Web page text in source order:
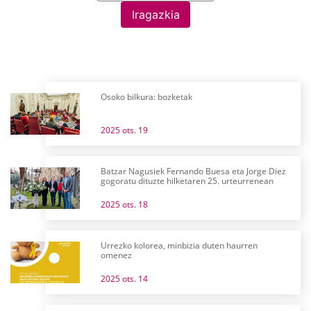
Iragazkia
Osoko bilkura: bozketak
2025 ots. 19
Batzar Nagusiek Fernando Buesa eta Jorge Diez
gogoratu dituzte hilketaren 25. urteurrenean
2025 ots. 18
Urrezko kolorea, minbizia duten haurren
omenez
2025 ots. 14